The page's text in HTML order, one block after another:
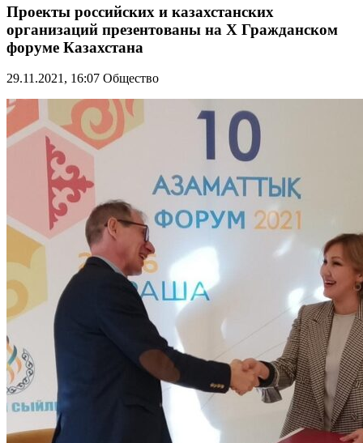
Проекты российских и казахстанских
организаций презентованы на Х Гражданском
форуме Казахстана
29.11.2021, 16:07 Общество